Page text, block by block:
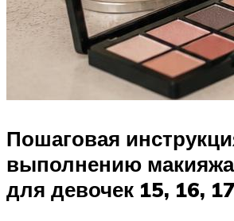
Пошаговая
выполнению
для девочек 15, 16,